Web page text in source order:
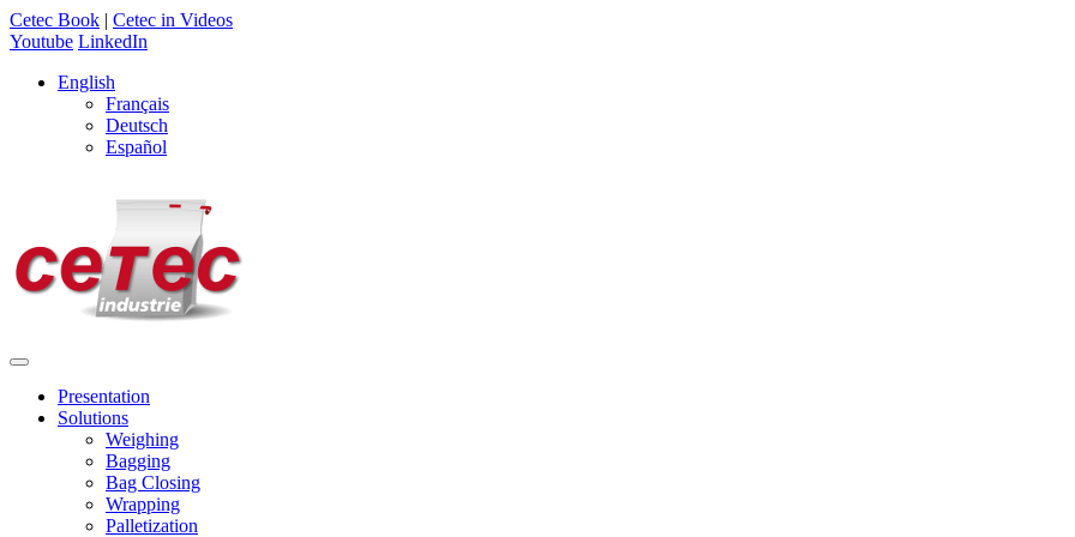
Cetec Book | Cetec in Videos
Youtube LinkedIn
English
Français
Deutsch
Español
Presentation
Solutions
Weighing
Bagging
Bag Closing
Wrapping
Palletization